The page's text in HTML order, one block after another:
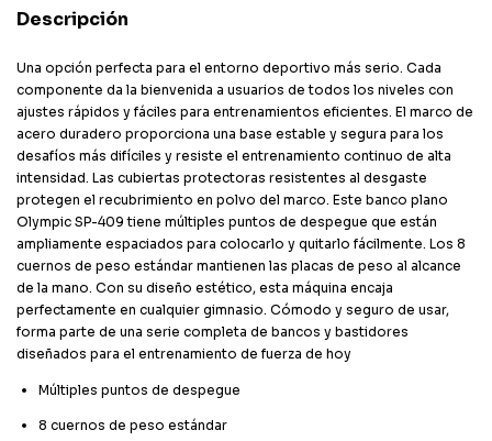
Descripción
Una opción perfecta para el entorno deportivo más serio. Cada
componente da la bienvenida a usuarios de todos los niveles con
ajustes rápidos y fáciles para entrenamientos eficientes. El marco de
acero duradero proporciona una base estable y segura para los
desafíos más difíciles y resiste el entrenamiento continuo de alta
intensidad. Las cubiertas protectoras resistentes al desgaste
protegen el recubrimiento en polvo del marco. Este banco plano
Olympic SP-409 tiene múltiples puntos de despegue que están
ampliamente espaciados para colocarlo y quitarlo fácilmente. Los 8
cuernos de peso estándar mantienen las placas de peso al alcance
de la mano. Con su diseño estético, esta máquina encaja
perfectamente en cualquier gimnasio. Cómodo y seguro de usar,
forma parte de una serie completa de bancos y bastidores
diseñados para el entrenamiento de fuerza de hoy
Múltiples puntos de despegue
8 cuernos de peso estándar